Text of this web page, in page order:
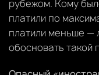
рубежом. Кому
платили по
платили меньше —
обосновать такой